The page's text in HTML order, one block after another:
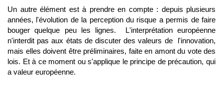
Un autre élément est à prendre en compte : depuis plusieurs
années, l'évolution de la perception du risque a permis de faire
bouger quelque peu les lignes. L'interprétation européenne
n'interdit pas aux états de discuter des valeurs de l'innovation,
mais elles doivent être préliminaires, faite en amont du vote des
lois. Et à ce moment ou s'applique le principe de précaution, qui
a valeur européenne.